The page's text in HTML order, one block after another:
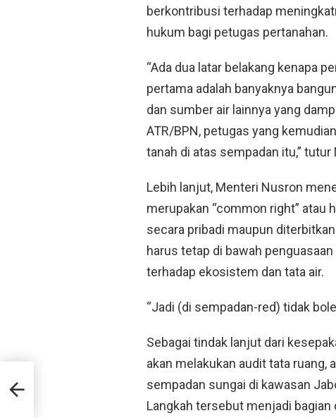
berkontribusi terhadap
hukum bagi petugas pertanahan.
“Ada dua latar belakang kenapa
pertama adalah banyaknya
dan sumber air lainnya yang
ATR/BPN, petugas yang
tanah di atas sempadan itu,”
Lebih lanjut, Menteri Nusron
merupakan “common right” atau
secara pribadi maupun
harus tetap di bawah
terhadap ekosistem dan tata air.
“Jadi (di sempadan-red) tidak
Sebagai tindak lanjut dari
akan melakukan audit tata ruang,
sempadan sungai di kawasan
Langkah tersebut menjadi